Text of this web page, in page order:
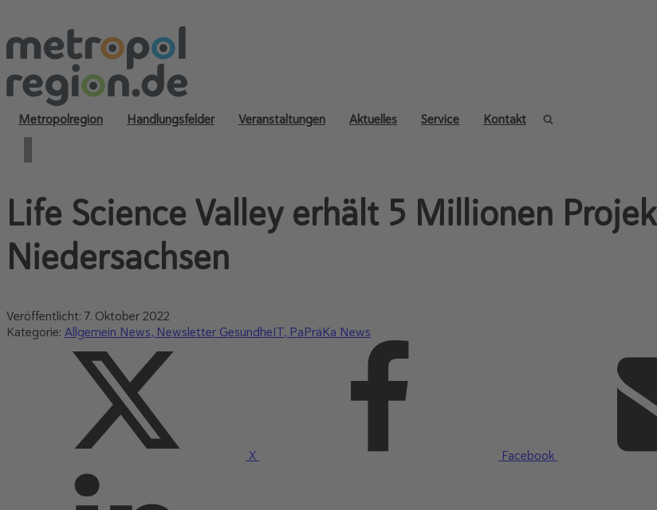
Metropolregion Handlungsfelder Veranstaltungen Aktuelles Service Kontakt
Life Science Valley erhält 5 Millionen
Niedersachsen
Veröffentlicht: 7. Oktober 2022
Kategorie: Allgemein News Newsletter GesundheIT PaPräKa News
X Facebook